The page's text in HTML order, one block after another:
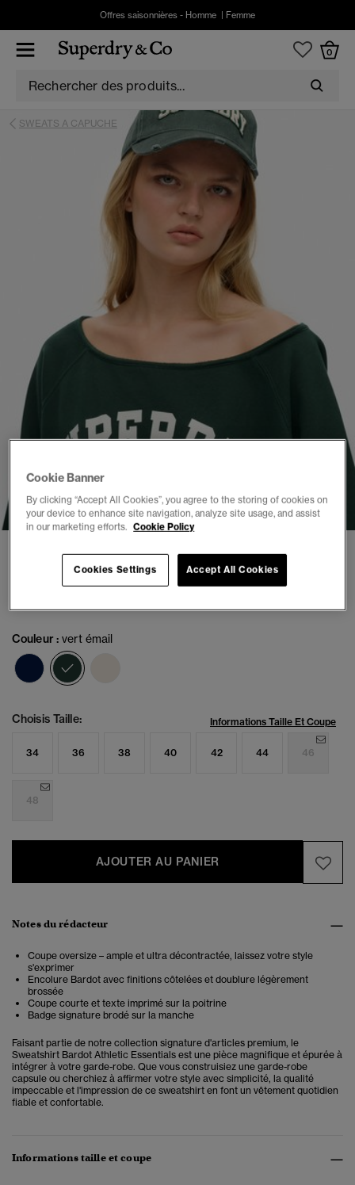
Offres saisonnières - Homme Femme
0
SWEATS A CAPUCHE
Sweatshirt Bardot Athletic Essentials
€64.99
Couleur :vert émail
Choisis Taille: Informations Taille Et Coupe
34 36 38 40 42 44 46
48
AJOUTER AU PANIER
Notes du rédacteur
Coupe oversize – ample et ultra décontractée, laissez votre style
s'exprimer
Encolure Bardot avec finitions côtelées et doublure légèrement
brossée
Coupe courte et texte imprimé sur la poitrine
Badge signature brodé sur la manche
Faisant partie de notre collection signature d'articles premium, le
Sweatshirt Bardot Athletic Essentials est une pièce magnifique et épurée à
intégrer à votre garde-robe. Que vous construisiez une garde-robe
capsule ou cherchiez à affirmer votre style avec simplicité, la qualité
impeccable et l'impression de ce sweatshirt en font un vêtement quotidien
fiable et confortable.
Informations taille et coupe
Cookie Banner
By clicking “Accept All Cookies”, you agree to the storing of cookies on
your device to enhance site navigation, analyze site usage, and assist
in our marketing efforts. Cookie Policy
Cookies Settings Accept All Cookies